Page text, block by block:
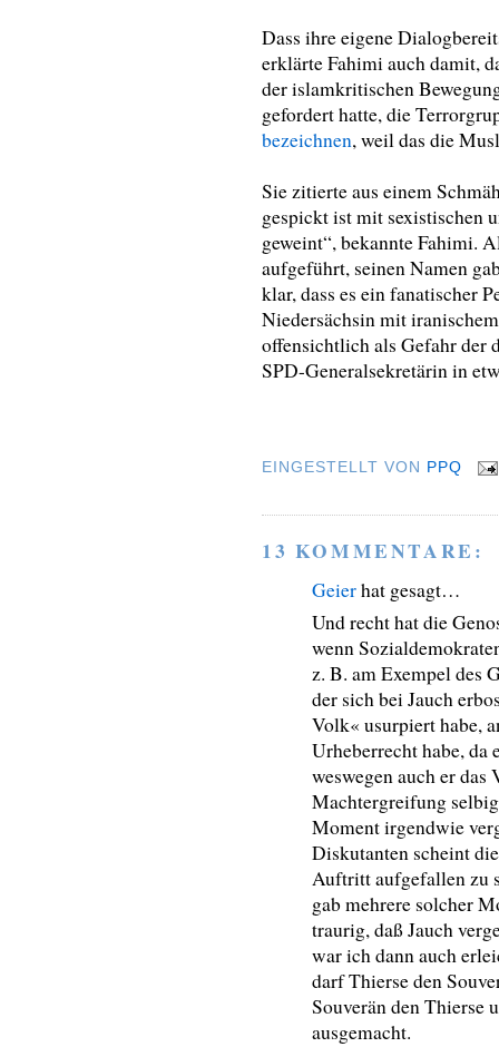
Dass ihre eigene
erklärte Fahimi auch damit,
der islamkritischen
gefordert hatte, die
bezeichnen, weil das die
Sie zitierte aus einem
gespickt ist mit sexistischen
geweint“, bekannte Fahimi.
aufgeführt, seinen Namen
klar, dass es ein fanatischer
Niedersächsin mit
offensichtlich als Gefahr der
SPD-Generalsekretärin in
EINGESTELLT VON PPQ
13 KOMMENTARE:
Geierhat gesagt…
Und recht hat die
wenn
z. B. am Exempel des
der sich bei Jauch
Volk« usurpiert habe,
Urheberrecht habe, da
weswegen auch er das
Machtergreifung
Moment irgendwie
Diskutanten scheint
Auftritt aufgefallen zu
gab mehrere solcher
traurig, daß Jauch
war ich dann auch
darf Thierse den
Souverän den Thierse
ausgemacht.